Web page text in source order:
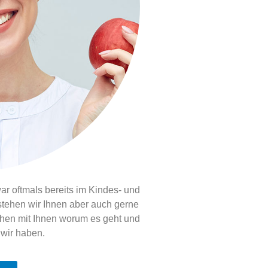
oftmals bereits im Kindes- und
wir Ihnen aber auch gerne
mit Ihnen worum es geht und
haben.